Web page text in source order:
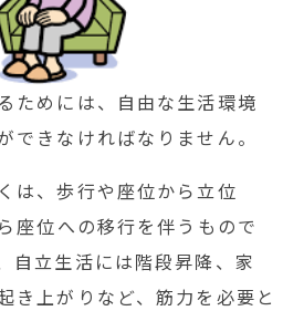
ためには、自由な生活環境
できなければなりません。
は、歩行や座位から立位
座位への移行を伴うもので
自立生活には階段昇降、家
き上がりなど、筋力を必要と